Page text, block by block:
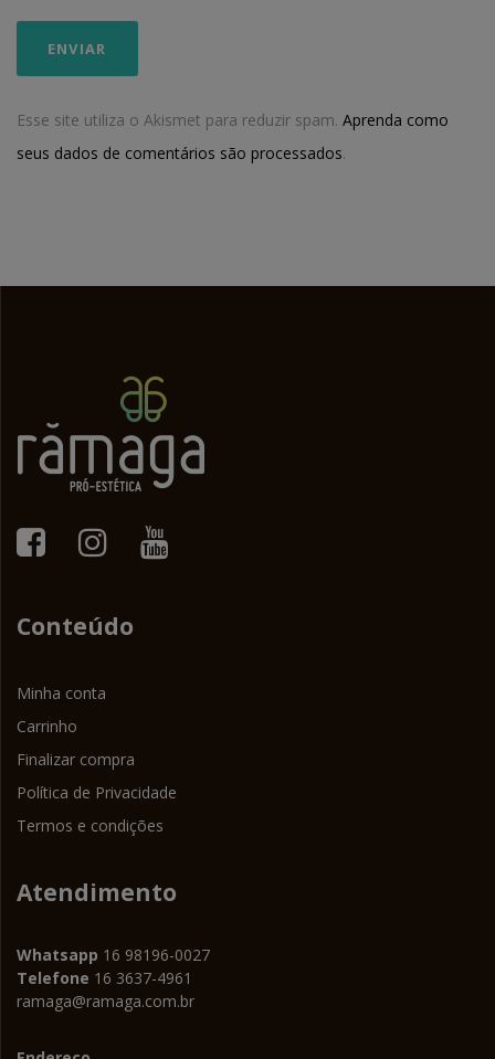
Esse site utiliza o Akismet para reduzir spam. Aprenda como
seus dados de comentários são processados.
Conteúdo
Minha conta
Carrinho
Finalizar compra
Política de Privacidade
Termos e condições
Atendimento
Whatsapp 16 98196-0027
Telefone 16 3637-4961
ramaga@ramaga.com.br